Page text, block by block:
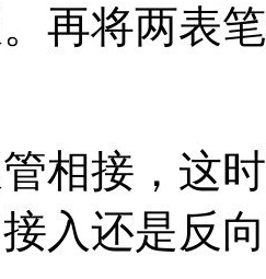
再将两表
相接，这
入还是反